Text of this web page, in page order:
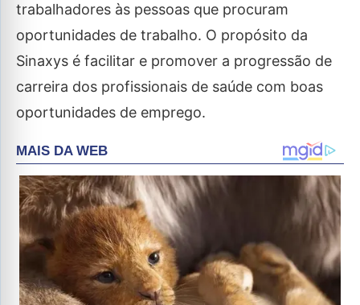
trabalhadores às pessoas que procuram
oportunidades de trabalho. O propósito da
Sinaxys é facilitar e promover a progressão de
carreira dos profissionais de saúde com boas
oportunidades de emprego.